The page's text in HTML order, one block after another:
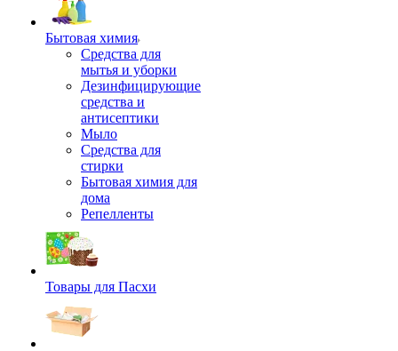
Бытовая химия
Средства для
мытья и уборки
Дезинфицирующие
средства и
антисептики
Мыло
Средства для
стирки
Бытовая химия для
дома
Репелленты
Товары для Пасхи